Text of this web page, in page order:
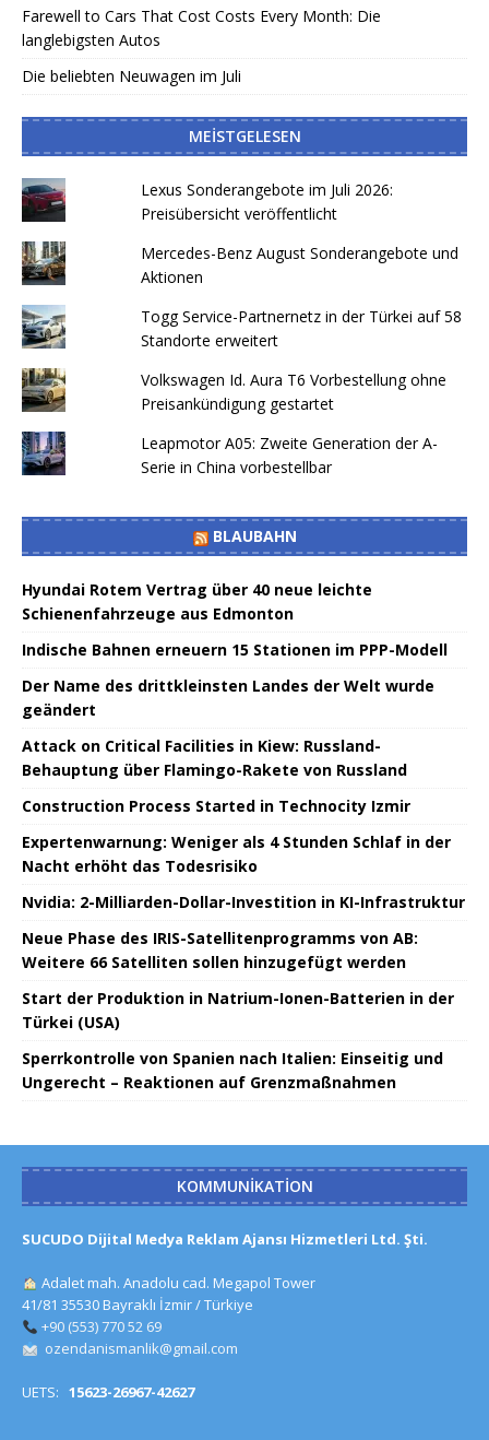
Farewell to Cars That Cost Costs Every Month: Die
langlebigsten Autos
Die beliebten Neuwagen im Juli
MEISTGELESEN
Lexus Sonderangebote im Juli 2026:
Preisübersicht veröffentlicht
Mercedes-Benz August Sonderangebote und
Aktionen
Togg Service-Partnernetz in der Türkei auf 58
Standorte erweitert
Volkswagen Id. Aura T6 Vorbestellung ohne
Preisankündigung gestartet
Leapmotor A05: Zweite Generation der A-
Serie in China vorbestellbar
BLAUBAHN
Hyundai Rotem Vertrag über 40 neue leichte
Schienenfahrzeuge aus Edmonton
Indische Bahnen erneuern 15 Stationen im PPP-Modell
Der Name des drittkleinsten Landes der Welt wurde
geändert
Attack on Critical Facilities in Kiew: Russland-
Behauptung über Flamingo-Rakete von Russland
Construction Process Started in Technocity Izmir
Expertenwarnung: Weniger als 4 Stunden Schlaf in der
Nacht erhöht das Todesrisiko
Nvidia: 2-Milliarden-Dollar-Investition in KI-Infrastruktur
Neue Phase des IRIS-Satellitenprogramms von AB:
Weitere 66 Satelliten sollen hinzugefügt werden
Start der Produktion in Natrium-Ionen-Batterien in der
Türkei (USA)
Sperrkontrolle von Spanien nach Italien: Einseitig und
Ungerecht – Reaktionen auf Grenzmaßnahmen
KOMMUNIKATION
SUCUDO Dijital Medya Reklam Ajansı Hizmetleri Ltd. Şti.
Adalet mah. Anadolu cad. Megapol Tower
41/81 35530 Bayraklı İzmir / Türkiye
+90 (553) 770 52 69
ozendanismanlik@gmail.com
UETS: 15623-26967-42627